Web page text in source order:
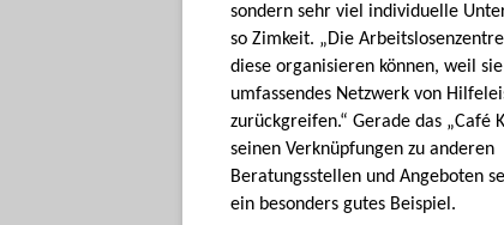
sondern sehr viel individuelle
so Zimkeit. „Die
diese organisieren können, weil
umfassendes Netzwerk von
zurückgreifen.“ Gerade das „Café
seinen Verknüpfungen zu anderen
Beratungsstellen und Angeboten
ein besonders gutes Beispiel.